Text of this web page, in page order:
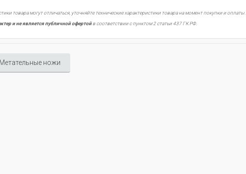
товара могут отличаться, уточняйте технические характеристики товара на момент покупки и оплаты.
и не является публичной офертойв соответствии с пунктом 2 статьи 437 ГК РФ.
ножи